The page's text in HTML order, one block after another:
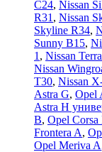
C24, Nissan
R31 , Nissan
Skyline R34,
Sunny B15,
1 , Nissan
Nissan
T30, Nissan
Astra G, Opel
Astra H
B, Opel Corsa
Frontera A,
Opel Meriva A